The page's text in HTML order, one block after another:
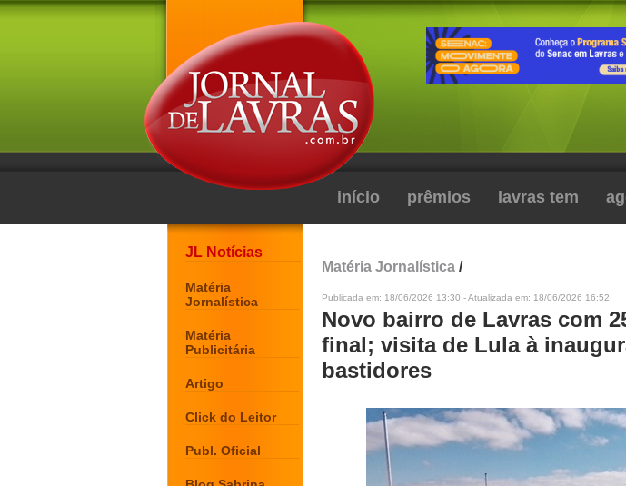
início prêmios lavras tem
JL Notícias
Matéria
Jornalística
Matéria
Publicitária
Artigo
Click do Leitor
Publ. Oficial
Matéria Jornalística /
Publicada em: 18/06/2026 13:30 - Atualizada em: 18/06/2026 16:52
Novo bairro de Lavras com
final; visita de Lula à
bastidores